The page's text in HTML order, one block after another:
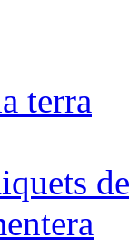
terra